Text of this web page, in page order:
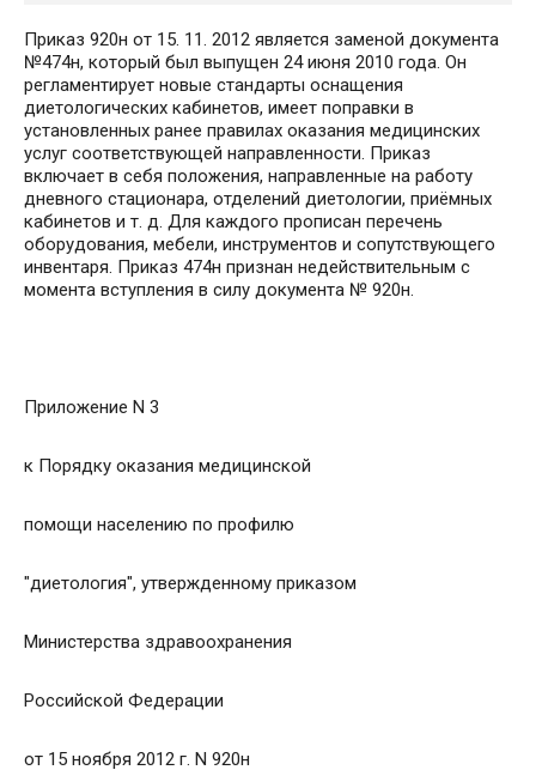
Приказ 920н от 15. 11. 2012 является заменой документа
№474н, который был выпущен 24 июня 2010 года. Он
регламентирует новые стандарты оснащения
диетологических кабинетов, имеет поправки в
установленных ранее правилах оказания медицинских
услуг соответствующей направленности. Приказ
включает в себя положения, направленные на работу
дневного стационара, отделений диетологии, приёмных
кабинетов и т. д. Для каждого прописан перечень
оборудования, мебели, инструментов и сопутствующего
инвентаря. Приказ 474н признан недействительным с
момента вступления в силу документа № 920н.
Приложение N 3
к Порядку оказания медицинской
помощи населению по профилю
"диетология", утвержденному приказом
Министерства здравоохранения
Российской Федерации
от 15 ноября 2012 г. N 920н